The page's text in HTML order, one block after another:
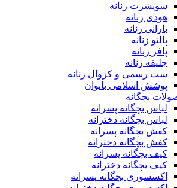
سویشرت زنانه
هودی زنانه
بارانی زنانه
پالتو زنانه
پافر زنانه
جلیقه زنانه
ست رسمی و کژوال زنانه
پوشش اسلامی بانوان
بچگانه
لباس بچگانه پسرانه
لباس بچگانه دخترانه
کفش بچگانه پسرانه
کفش بچگانه دخترانه
کیف بچگانه پسرانه
کیف بچگانه دخترانه
اکسسوری بچگانه پسرانه